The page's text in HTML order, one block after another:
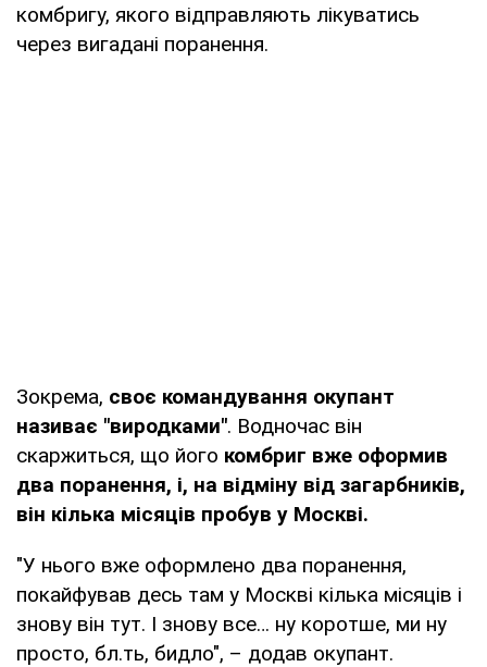
комбригу, якого відправляють лікуватись
через вигадані поранення.
Зокрема, своє командування окупант
називає "виродками". Водночас він
скаржиться, що його комбриг вже оформив
два поранення, і, на відміну від загарбників,
він кілька місяців пробув у Москві.
"У нього вже оформлено два поранення,
покайфував десь там у Москві кілька місяців і
знову він тут. І знову все… ну коротше, ми ну
просто, бл.ть, бидло", – додав окупант.